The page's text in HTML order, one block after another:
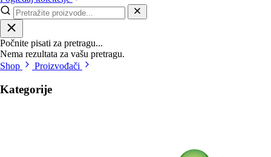
Počnite pisati za pretragu...
Nema rezultata za vašu pretragu.
Shop
Proizvođači
Kategorije